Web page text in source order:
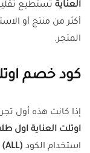
العناية تستطيع
أكثر من منتج أو
المتجر.
كود خصم
إذا كانت هذه أول
اوتلت العناية اول
استخدام الكود (ALL)